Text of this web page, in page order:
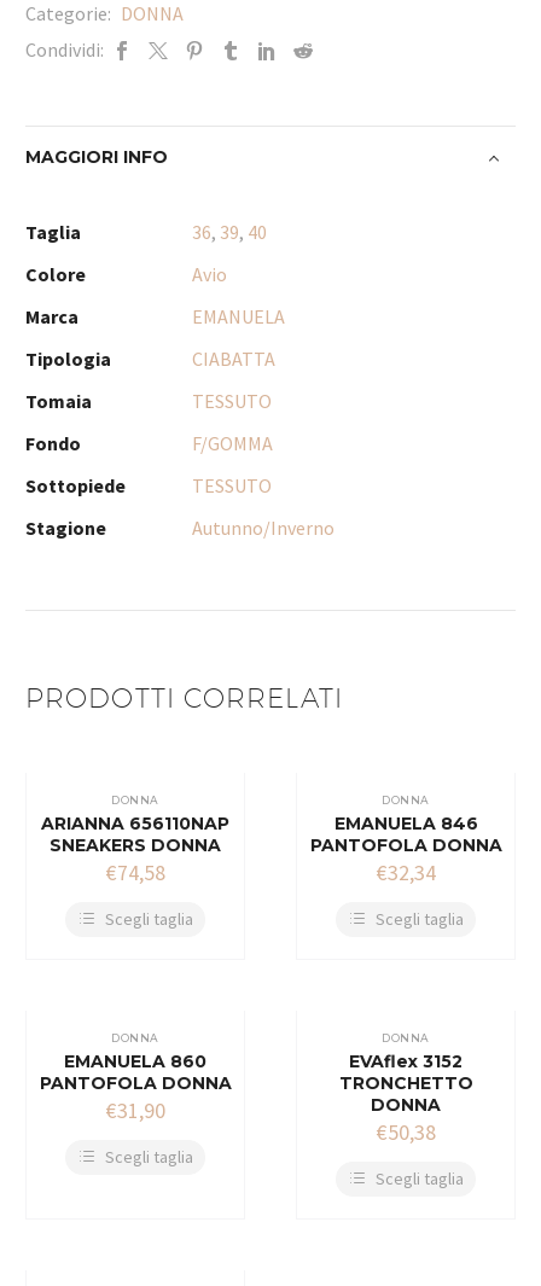
Categorie: DONNA
Condividi:
MAGGIORI INFO
Taglia 36, 39, 40
Colore
Avio
Marca
EMANUELA
Tipologia
CIABATTA
Tomaia
TESSUTO
Fondo
F/GOMMA
Sottopiede
TESSUTO
Stagione
Autunno/Inverno
PRODOTTI CORRELATI
DONNA
ARIANNA 656110NAP
SNEAKERS DONNA
€74,58
Scegli taglia
DONNA
EMANUELA 846
PANTOFOLA DONNA
€32,34
Scegli taglia
DONNA
EMANUELA 860
PANTOFOLA DONNA
€31,90
Scegli taglia
DONNA
EVAflex 3152
TRONCHETTO
DONNA
€50,38
Scegli taglia